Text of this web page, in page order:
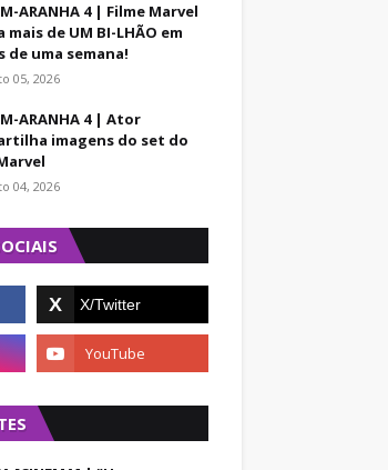
ARANHA 4 | Filme Marvel
de UM BI-LHÃO em
de uma semana!
05, 2026
ARANHA 4 | Ator
imagens do set do
04, 2026